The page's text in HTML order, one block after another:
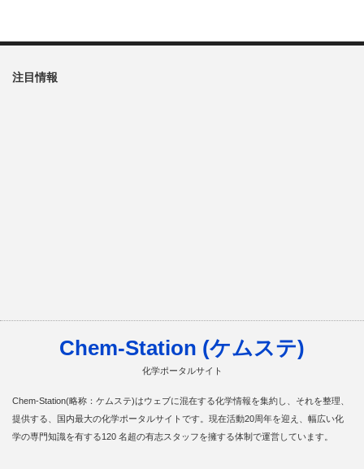
注目情報
Chem-Station (ケムステ)
化学ポータルサイト
Chem-Station(略称：ケムステ)はウェブに混在する化学情報を集約し、それを整理、
提供する、国内最大の化学ポータルサイトです。現在活動20周年を迎え、幅広い化
学の専門知識を有する120 名超の有志スタッフを擁する体制で運営しています。